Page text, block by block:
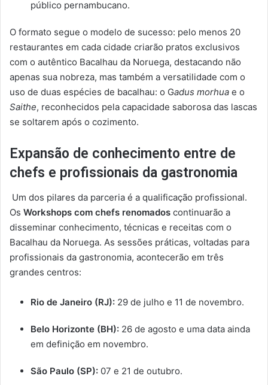
público pernambucano.
O formato segue o modelo de sucesso: pelo menos 20
restaurantes em cada cidade criarão pratos exclusivos
com o autêntico Bacalhau da Noruega, destacando não
apenas sua nobreza, mas também a versatilidade com o
uso de duas espécies de bacalhau: o Gadus morhua e o
Saithe, reconhecidos pela capacidade saborosa das lascas
se soltarem após o cozimento.
Expansão de conhecimento entre de
chefs e profissionais da gastronomia
Um dos pilares da parceria é a qualificação profissional.
Os Workshops com chefs renomados continuarão a
disseminar conhecimento, técnicas e receitas com o
Bacalhau da Noruega. As sessões práticas, voltadas para
profissionais da gastronomia, acontecerão em três
grandes centros:
Rio de Janeiro (RJ): 29 de julho e 11 de novembro.
Belo Horizonte (BH): 26 de agosto e uma data ainda
em definição em novembro.
São Paulo (SP): 07 e 21 de outubro.